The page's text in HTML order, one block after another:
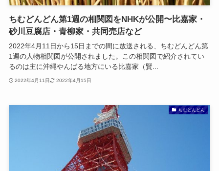
ちむどんどん第1週の相関図をNHKが公開〜比嘉家・
砂川豆腐店・青柳家・共同売店など
2022年4月11日から15日までの間に放送される、ちむどんどん第
1週の人物相関図が公開されました。この相関図で紹介されてい
るのは主に沖縄やんばる地方にいる比嘉家（賢...
2022年4月11日 2022年4月15日
ちむどんどん